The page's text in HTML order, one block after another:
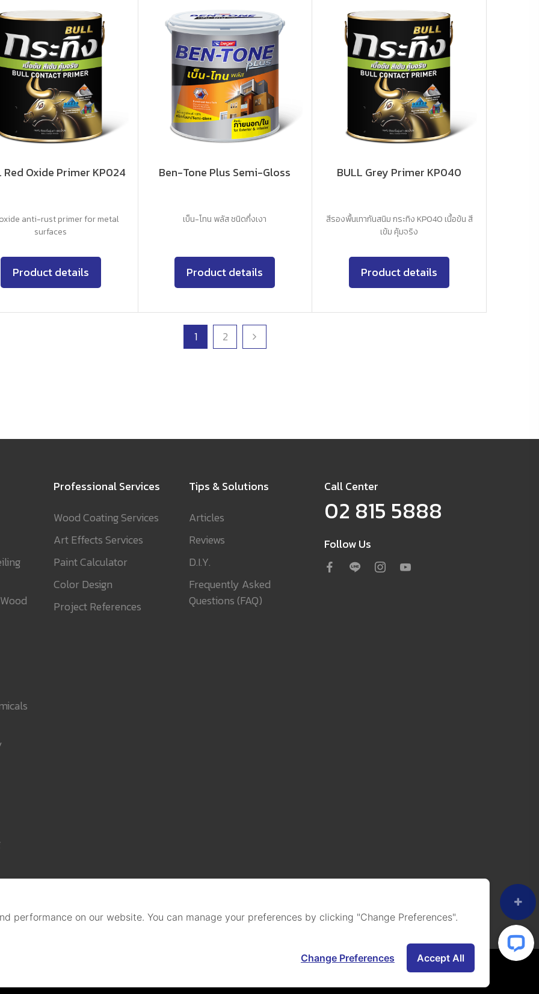
Red Oxide Primer KP024
anti-rust primer for metal
surfaces
Product details
Ben-Tone Plus Semi-Gloss
เบ็น-โทน พลัส ชนิดกึ่งเงา
Product details
BULL Grey Primer KP040
สีรองพื้นเทากันสนิม กระทิง KP040 เนื้อข้น สี
เข้ม คุ้มจริง
Product details
1 2
Professional Services
Wood Coating Services
Art Effects Services
Paint Calculator
Color Design
Project References
Tips & Solutions
Articles
Reviews
D.I.Y.
Frequently Asked
Questions (FAQ)
Call Center
02 815 5888
Follow Us
performance on our website. You can manage your preferences by clicking "Change Preferences".
Accept All
Change Preferences